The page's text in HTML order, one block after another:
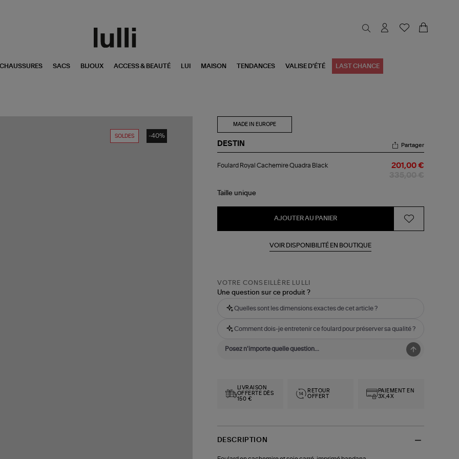
CHAUSSURES SACS BIJOUX ACCESS & BEAUTÉ LUI MAISON TENDANCES VALISE D'ÉTÉ LAST CHANCE
SOLDES -40%
MADE IN EUROPE
DESTIN
Royal
Black
Partager
Foulard Royal Cachemire Quadra Black 201,00 €
Taille unique
AJOUTER AU PANIER
VOIR DISPONIBILITÉ EN BOUTIQUE
VOTRE CONSEILLÈRE LULLI
Une question sur ce produit ?
Quelles sont les dimensions exactes de cet article ?
Comment dois-je entretenir ce foulard pour préserver sa qualité ?
LIVRAISON
OFFERTE DÈS
150 €
RETOUR
OFFERT
PAIEMENT EN
3X,4X
DESCRIPTION